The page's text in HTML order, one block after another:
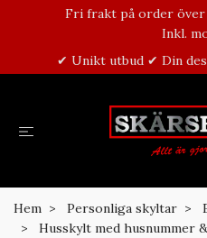
Fri frakt på order över
Inkl.
✔ Unikt utbud ✔ Din
Hem Personliga skyltar
Husskylt med husnummer